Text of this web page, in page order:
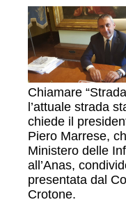
Chiamare
l’attuale strada
chiede il
Piero Marrese,
Ministero delle
all’Anas,
presentata dal
Crotone.